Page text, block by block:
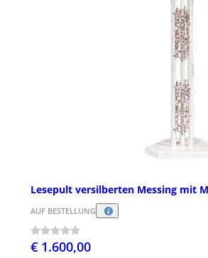
Lesepult versilberten Messing mit
AUF BESTELLUNG
€ 1.600,00